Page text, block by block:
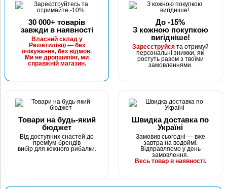
30 000+ товарів
завжди в наявності
Власний склад у
Решетилівці — без
очікування, без відмов.
Ми не дропшипінг, ми
справжній магазин.
До -15%
З кожною покупкою
вигідніше!
Зареєструйсята отримуй
персональні знижки, які
ростуть разом з твоїми
замовленнями.
Товари на будь-який
бюджет
Від доступних снастей до
преміум-брендів
вибір для кожного рибалки.
Швидка доставка по
Україні
Замовив сьогодні — вже
завтра на водоймі.
Відправляємо у день
замовлення.
Весь товар в наявності.